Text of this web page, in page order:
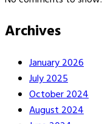
Archives
January 2026
July 2025
October 2024
August 2024